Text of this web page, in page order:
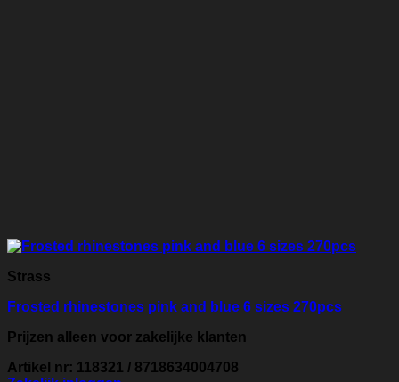
Strass
Frosted rhinestones pink and blue 6 sizes 270pcs
Prijzen alleen voor zakelijke klanten
Artikel nr: 118321 / 8718634004708